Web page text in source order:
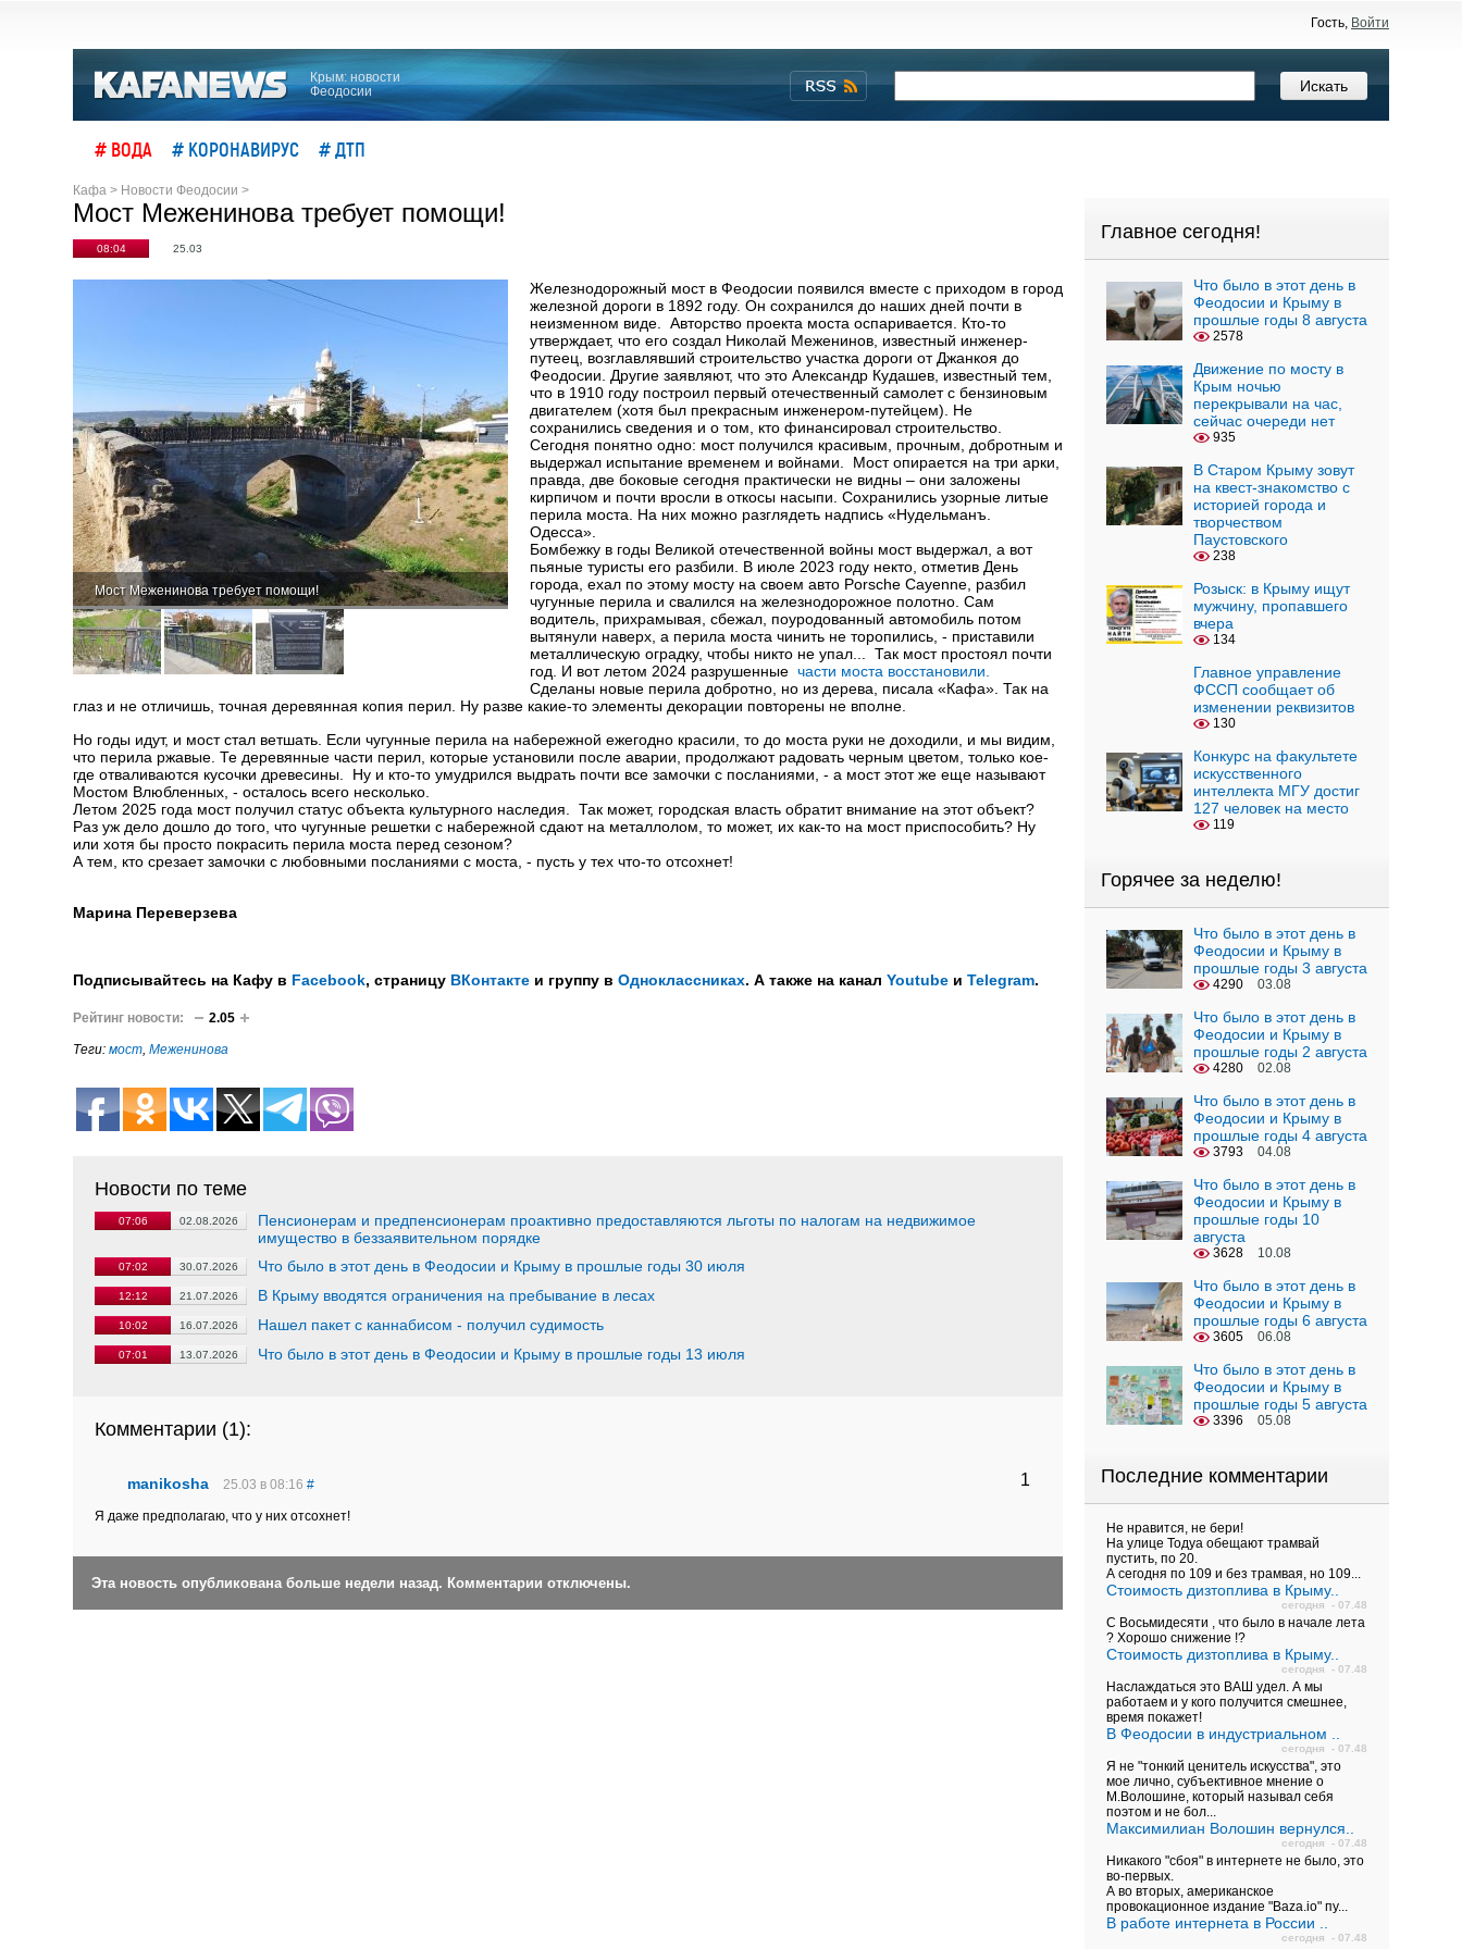
Гость, Войти
Крым: новости
Феодосии
# ВОДА # КОРОНАВИРУС # ДТП
Кафа > Новости Феодосии >
Мост Меженинова требует помощи!
08:04 25.03
Мост Меженинова требует помощи!
Железнодорожный мост в Феодосии появился вместе с приходом в город
железной дороги в 1892 году. Он сохранился до наших дней почти в
неизменном виде. Авторство проекта моста оспаривается. Кто-то
утверждает, что его создал Николай Меженинов, известный инженер-
путеец, возглавлявший строительство участка дороги от Джанкоя до
Феодосии. Другие заявляют, что это Александр Кудашев, известный тем,
что в 1910 году построил первый отечественный самолет с бензиновым
двигателем (хотя был прекрасным инженером-путейцем). Не
сохранились сведения и о том, кто финансировал строительство.
Сегодня понятно одно: мост получился красивым, прочным, добротным и
выдержал испытание временем и войнами. Мост опирается на три арки,
правда, две боковые сегодня практически не видны – они заложены
кирпичом и почти вросли в откосы насыпи. Сохранились узорные литые
перила моста. На них можно разглядеть надпись «Нудельманъ.
Одесса».
Бомбежку в годы Великой отечественной войны мост выдержал, а вот
пьяные туристы его разбили. В июле 2023 году некто, отметив День
города, ехал по этому мосту на своем авто Porsche Cayenne, разбил
чугунные перила и свалился на железнодорожное полотно. Сам
водитель, прихрамывая, сбежал, поуродованный автомобиль потом
вытянули наверх, а перила моста чинить не торопились, - приставили
металлическую оградку, чтобы никто не упал... Так мост простоял почти
год. И вот летом 2024 разрушенные части моста восстановили.
Сделаны новые перила добротно, но из дерева, писала «Кафа». Так на
глаз и не отличишь, точная деревянная копия перил. Ну разве какие-то элементы декорации повторены не вполне.
Но годы идут, и мост стал ветшать. Если чугунные перила на набережной ежегодно красили, то до моста руки не доходили, и мы видим,
что перила ржавые. Те деревянные части перил, которые установили после аварии, продолжают радовать черным цветом, только кое-
где отваливаются кусочки древесины. Ну и кто-то умудрился выдрать почти все замочки с посланиями, - а мост этот же еще называют
Мостом Влюбленных, - осталось всего несколько.
Летом 2025 года мост получил статус объекта культурного наследия. Так может, городская власть обратит внимание на этот объект?
Раз уж дело дошло до того, что чугунные решетки с набережной сдают на металлолом, то может, их как-то на мост приспособить? Ну
или хотя бы просто покрасить перила моста перед сезоном?
А тем, кто срезает замочки с любовными посланиями с моста, - пусть у тех что-то отсохнет!
Марина Переверзева
Подписывайтесь на Кафу в Facebook, страницу ВКонтакте и группу в Одноклассниках. А также на канал Youtube и Telegram.
Рейтинг новости: 2.05
Теги: мост, Меженинова
Новости по теме
07:06 02.08.2026
Пенсионерам и предпенсионерам проактивно предоставляются льготы по налогам на недвижимое
имущество в беззаявительном порядке
07:02 30.07.2026 Что было в этот день в Феодосии и Крыму в прошлые годы 30 июля
12:12 21.07.2026 В Крыму вводятся ограничения на пребывание в лесах
10:02 16.07.2026 Нашел пакет с каннабисом - получил судимость
07:01 13.07.2026 Что было в этот день в Феодосии и Крыму в прошлые годы 13 июля
Комментарии (1):
manikosha 25.03 в 08:16 # 1
Я даже предполагаю, что у них отсохнет!
Эта новость опубликована больше недели назад. Комментарии отключены.
Главное сегодня!
Что было в этот день в
Феодосии и Крыму в
прошлые годы 8 августа
2578
Движение по мосту в
Крым ночью
перекрывали на час,
сейчас очереди нет
935
В Старом Крыму зовут
на квест-знакомство с
историей города и
творчеством
Паустовского
238
Розыск: в Крыму ищут
мужчину, пропавшего
вчера
134
Главное управление
ФССП сообщает об
изменении реквизитов
130
Конкурс на факультете
искусственного
интеллекта МГУ достиг
127 человек на место
119
Горячее за неделю!
Что было в этот день в
Феодосии и Крыму в
прошлые годы 3 августа
4290 03.08
Что было в этот день в
Феодосии и Крыму в
прошлые годы 2 августа
4280 02.08
Что было в этот день в
Феодосии и Крыму в
прошлые годы 4 августа
3793 04.08
Что было в этот день в
Феодосии и Крыму в
прошлые годы 10
августа
3628 10.08
Что было в этот день в
Феодосии и Крыму в
прошлые годы 6 августа
3605 06.08
Что было в этот день в
Феодосии и Крыму в
прошлые годы 5 августа
3396 05.08
Последние комментарии
Не нравится, не бери!
На улице Тодуа обещают трамвай
пустить, по 20.
А сегодня по 109 и без трамвая, но 109...
Стоимость дизтоплива в Крыму..
сегодня - 07.48
С Восьмидесяти , что было в начале лета
? Хорошо снижение !?
Стоимость дизтоплива в Крыму..
сегодня - 07.48
Наслаждаться это ВАШ удел. А мы
работаем и у кого получится смешнее,
время покажет!
В Феодосии в индустриальном ..
сегодня - 07.48
Я не "тонкий ценитель искусства", это
мое лично, субъективное мнение о
М.Волошине, который называл себя
поэтом и не бол...
Максимилиан Волошин вернулся..
сегодня - 07.48
Никакого "сбоя" в интернете не было, это
во-первых.
А во вторых, американское
провокационное издание "Baza.io" пу...
В работе интернета в России ..
сегодня - 07.48